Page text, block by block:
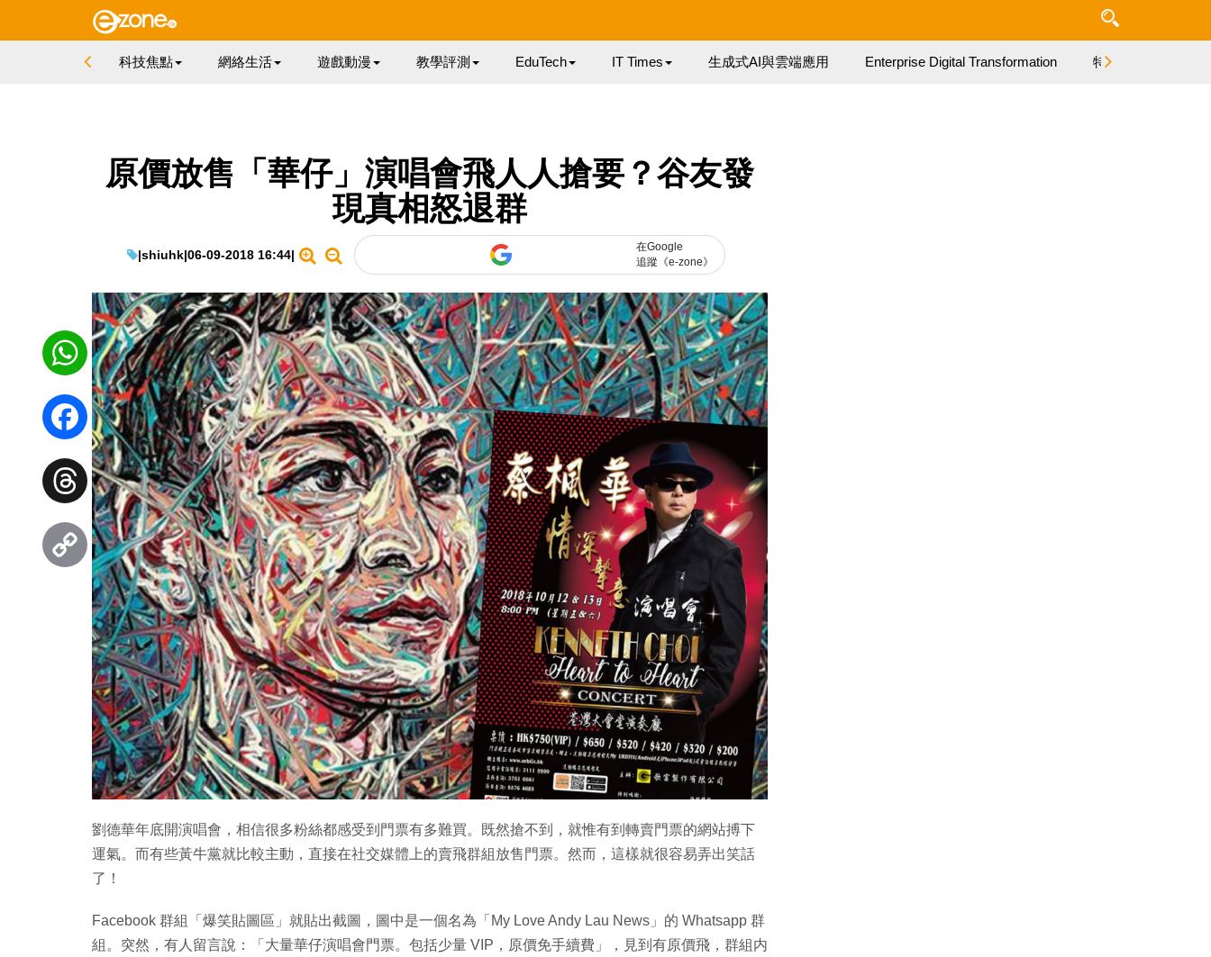
科技焦點 網絡生活 遊戲動漫 教學評測 EduTech IT Times 生成式AI與雲端應用 Enterprise Digital Transformation 特集
原價放售「華仔」演唱會飛人人搶要？谷友發
現真相怒退群
|shiuhk|06-09-2018 16:44|
在Google
追蹤《e-zone》
劉德華年底開演唱會，相信很多粉絲都感受到門票有多難買。既然搶不到，就惟有到轉賣門票的網站搏下
運氣。而有些黃牛黨就比較主動，直接在社交媒體上的賣飛群組放售門票。然而，這樣就很容易弄出笑話
了！
Facebook 群組「爆笑貼圖區」就貼出截圖，圖中是一個名為「My Love Andy Lau News」的 Whatsapp 群
組。突然，有人留言說：「大量華仔演唱會門票。包括少量 VIP，原價免手續費」，見到有原價飛，群組内
WhatsApp
Facebook
Threads
Copy
Link